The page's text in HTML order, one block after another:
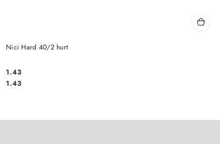
Nici Hard 40/2 hurt
Cena:
1.43
Cena:
1.43